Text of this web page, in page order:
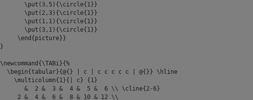
\put(3,5){\circle{1}}
\put(2,3){\circle{1}}
\put(1,1){\circle{1}}
\put(3,1){\circle{1}}
\end{picture}}
}
\newcommand{\TABi}{%
\begin{tabular}{@{} | c | c c c c c | @{}} \hline
\multicolumn{1}{| c} {1}
& 2 & 3 & 4 & 5 & 6 \\ \cline{2-6}
2 & 4 & 6 & 8 & 10 & 12 \\